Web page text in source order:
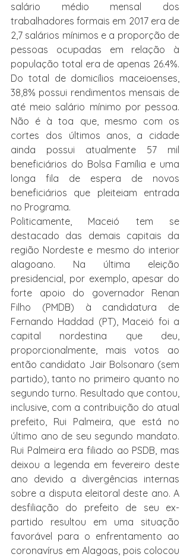
salário médio mensal dos
trabalhadores formais em 2017 era de
2,7 salários mínimos e a proporção de
pessoas ocupadas em relação à
população total era de apenas 26.4%.
Do total de domicílios maceioenses,
38,8% possui rendimentos mensais de
até meio salário mínimo por pessoa.
Não é à toa que, mesmo com os
cortes dos últimos anos, a cidade
ainda possui atualmente 57 mil
beneficiários do Bolsa Família e uma
longa fila de espera de novos
beneficiários que pleiteiam entrada
no Programa.
Politicamente, Maceió tem se
destacado das demais capitais da
região Nordeste e mesmo do interior
alagoano. Na última eleição
presidencial, por exemplo, apesar do
forte apoio do governador Renan
Filho (PMDB) à candidatura de
Fernando Haddad (PT), Maceió foi a
capital nordestina que deu,
proporcionalmente, mais votos ao
então candidato Jair Bolsonaro (sem
partido), tanto no primeiro quanto no
segundo turno. Resultado que contou,
inclusive, com a contribuição do atual
prefeito, Rui Palmeira, que está no
último ano de seu segundo mandato.
Rui Palmeira era filiado ao PSDB, mas
deixou a legenda em fevereiro deste
ano devido a divergências internas
sobre a disputa eleitoral deste ano. A
desfiliação do prefeito de seu ex-
partido resultou em uma situação
favorável para o enfrentamento ao
coronavírus em Alagoas, pois colocou